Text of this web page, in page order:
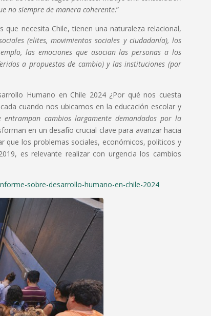
no siempre de manera coherente.”
necesita Chile, tienen una naturaleza relacional,
(elites, movimientos sociales y ciudadanía), los
las emociones que asocian las personas a los
a propuestas de cambio) y las instituciones (por
Humano en Chile 2024 ¿Por qué nos cuesta
cuando nos ubicamos en la educación escolar y
entrampan cambios largamente demandados por la
en un desafío crucial clave para avanzar hacia
que los problemas sociales, económicos, políticos y
es relevante realizar con urgencia los cambios
sobre-desarrollo-humano-en-chile-2024